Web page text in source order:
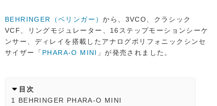
BEHRINGER（ベリンガー）から、3VCO、クラシック
VCF、リングモジュレーター、16ステップモーションシーケ
ンサー、ディレイを搭載したアナログポリフォニックシンセ
サイザー「 PHARA-O MINI 」が発売されました。
目次
1 BEHRINGER PHARA-O MINI